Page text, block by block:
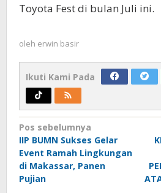
Toyota Fest di bulan Juli ini.
oleh erwin basir
Ikuti Kami Pada
Navigasi
pos
Pos sebelumnya
IIP BUMN Sukses Gelar
Event Ramah Lingkungan
di Makassar, Panen
Pujian